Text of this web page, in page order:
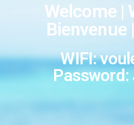
Welcome |
Bienvenue
WIFI:
Password: